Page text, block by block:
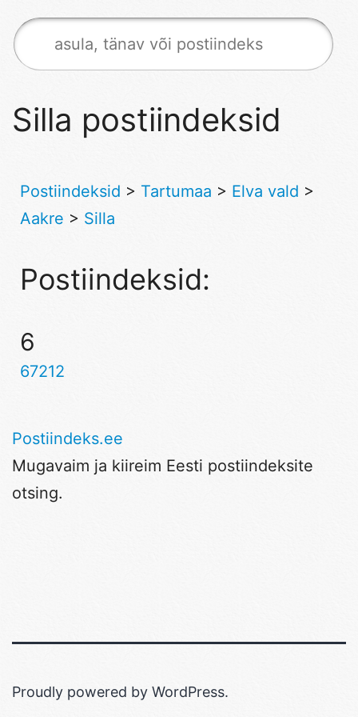
Silla postiindeksid
Postiindeksid > Tartumaa > Elva vald >
Aakre > Silla
Postiindeksid:
6
67212
Postiindeks.ee
Mugavaim ja kiireim Eesti postiindeksite
otsing.
Proudly powered by WordPress.